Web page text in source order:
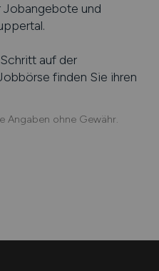
Jobangebote und
.
auf der
finden Sie ihren
Angaben ohne Gewähr.